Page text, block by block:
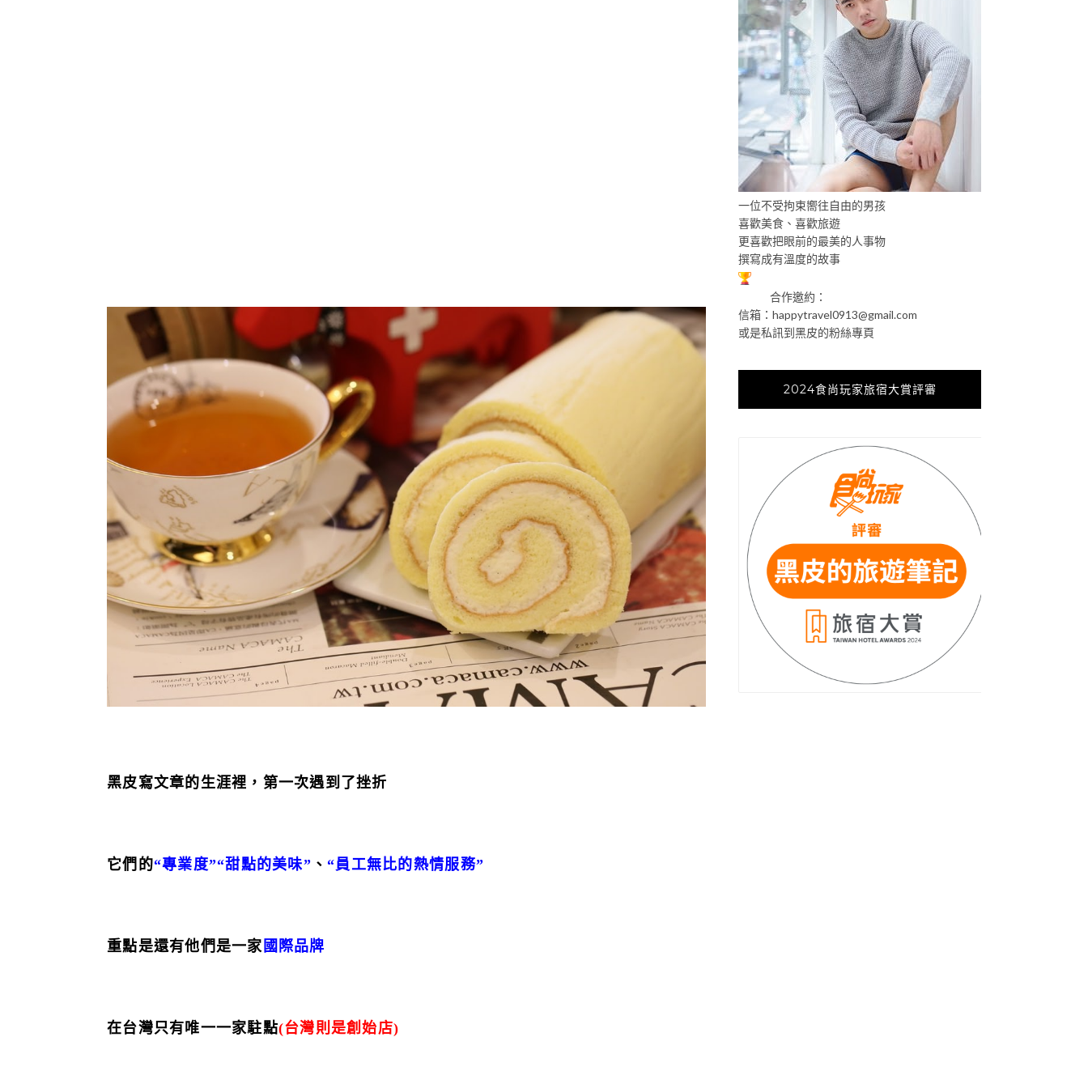
黑皮寫文章的生涯裡，第一次遇到了挫折
它們的“專業度”“甜點的美味” 、 “員工無比的熱情服務”
重點是還有他們是一家 國際品牌
在台灣只有唯一一家駐點(台灣則是創始店)
一位不受拘束嚮往自由的男孩
喜歡美食、喜歡旅遊
更喜歡把眼前的最美的人事物
撰寫成有溫度的故事
合作邀約：
信箱： happytravel0913@gmail.com
或是私訊到黑皮的粉絲專頁
2024食尚玩家旅宿大賞評審